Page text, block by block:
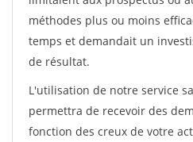
méthodes plus ou moins
temps et demandait un
de résultat.
L'utilisation de notre service
permettra de recevoir des
fonction des creux de votre